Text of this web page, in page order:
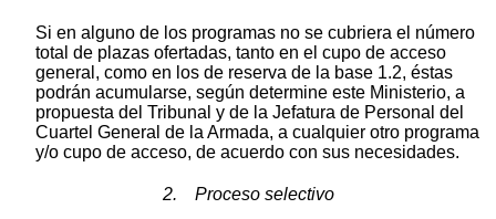
Si en alguno de los programas no se cubriera el número
total de plazas ofertadas, tanto en el cupo de acceso
general, como en los de reserva de la base 1.2, éstas
podrán acumularse, según determine este Ministerio, a
propuesta del Tribunal y de la Jefatura de Personal del
Cuartel General de la Armada, a cualquier otro programa
y/o cupo de acceso, de acuerdo con sus necesidades.
2. Proceso selectivo